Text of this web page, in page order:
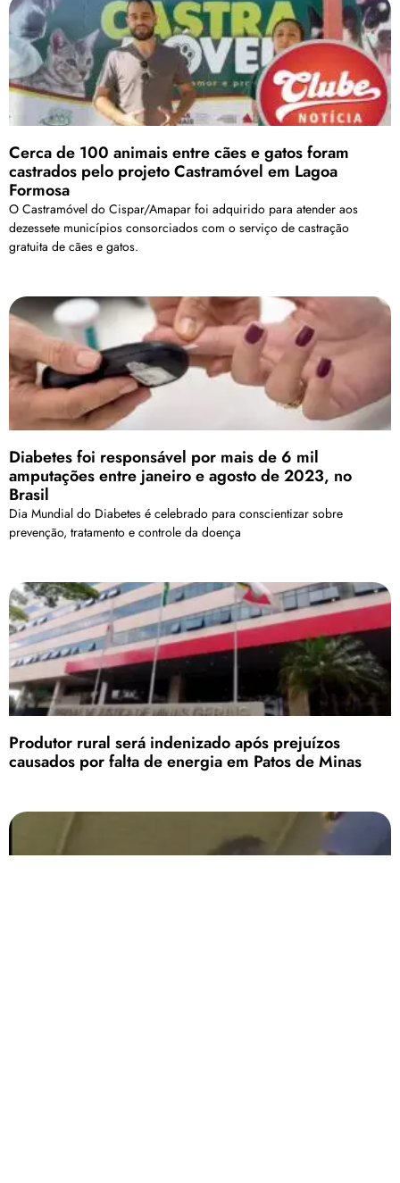
Cerca de 100 animais entre cães e gatos foram
castrados pelo projeto Castramóvel em Lagoa
Formosa
O Castramóvel do Cispar/Amapar foi adquirido para atender aos
dezessete municípios consorciados com o serviço de castração
gratuita de cães e gatos.
Diabetes foi responsável por mais de 6 mil
amputações entre janeiro e agosto de 2023, no
Brasil
Dia Mundial do Diabetes é celebrado para conscientizar sobre
prevenção, tratamento e controle da doença
Produtor rural será indenizado após prejuízos
causados por falta de energia em Patos de Minas